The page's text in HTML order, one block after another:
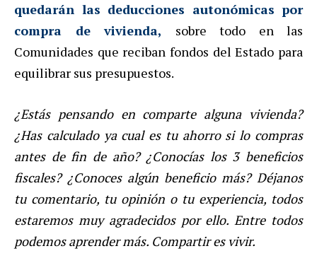
quedarán las deducciones autonómicas por
compra de vivienda, sobre todo en las
Comunidades que reciban fondos del Estado para
equilibrar sus presupuestos.
¿Estás pensando en comparte alguna vivienda?
¿Has calculado ya cual es tu ahorro si lo compras
antes de fin de año? ¿Conocías los 3 beneficios
fiscales? ¿Conoces algún beneficio más? Déjanos
tu comentario, tu opinión o tu experiencia, todos
estaremos muy agradecidos por ello. Entre todos
podemos aprender más. Compartir es vivir.